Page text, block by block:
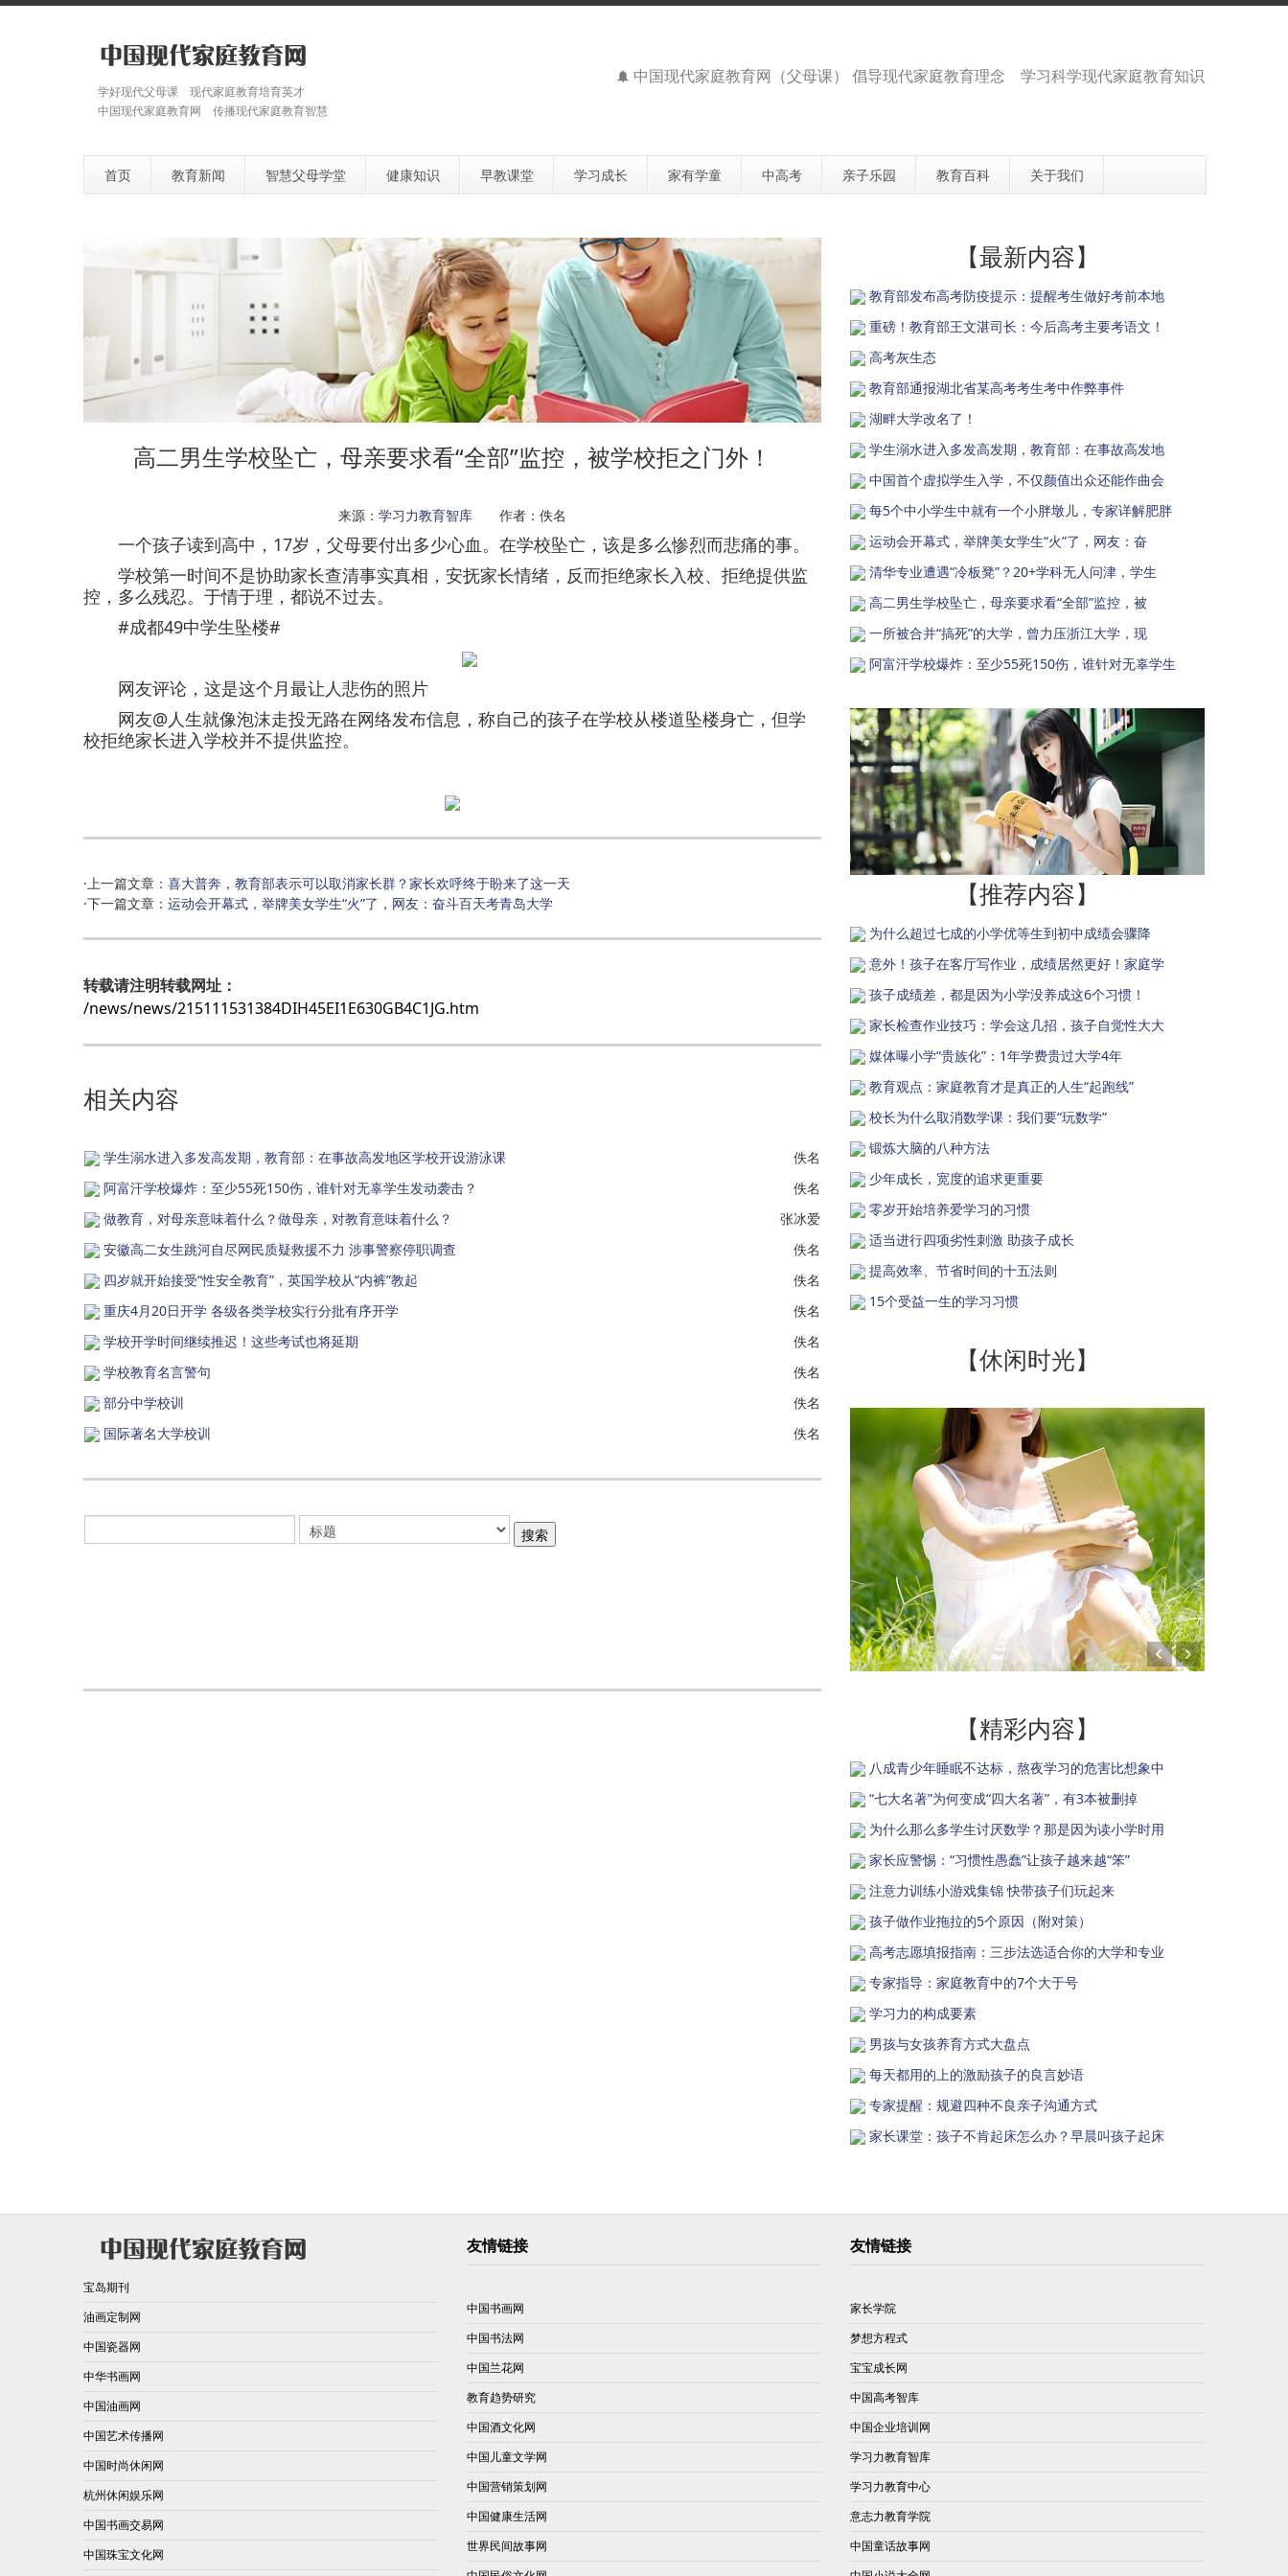
学好现代父母课 现代家庭教育培育英才
中国现代家庭教育网 传播现代家庭教育智慧
中国现代家庭教育网（父母课） 倡导现代家庭教育理念 学习科学现代家庭教育知识
首页 教育新闻 智慧父母学堂 健康知识 早教课堂 学习成长 家有学童 中高考 亲子乐园 教育百科 关于我们
高二男生学校坠亡，母亲要求看“全部”监控，被学校拒之门外！
来源： 学习力教育智库 作者：佚名
一个孩子读到高中，17岁，父母要付出多少心血。在学校坠亡，该是多么惨烈而悲痛的事。
学校第一时间不是协助家长查清事实真相，安抚家长情绪，反而拒绝家长入校、拒绝提供监
控，多么残忍。于情于理，都说不过去。
#成都49中学生坠楼#
网友评论，这是这个月最让人悲伤的照片
网友@人生就像泡沫走投无路在网络发布信息，称自己的孩子在学校从楼道坠楼身亡，但学
校拒绝家长进入学校并不提供监控。
·上一篇文章： 喜大普奔，教育部表示可以取消家长群？家长欢呼终于盼来了这一天
·下一篇文章： 运动会开幕式，举牌美女学生“火”了，网友：奋斗百天考青岛大学
转载请注明转载网址：
/news/news/215111531384DIH45EI1E630GB4C1JG.htm
相关内容
学生溺水进入多发高发期，教育部：在事故高发地区学校开设游泳课
佚名
阿富汗学校爆炸：至少55死150伤，谁针对无辜学生发动袭击？
佚名
做教育，对母亲意味着什么？做母亲，对教育意味着什么？
张冰爱
安徽高二女生跳河自尽网民质疑救援不力 涉事警察停职调查
佚名
四岁就开始接受“性安全教育”，英国学校从“内裤”教起
佚名
重庆4月20日开学 各级各类学校实行分批有序开学
佚名
学校开学时间继续推迟！这些考试也将延期
佚名
学校教育名言警句
佚名
部分中学校训
佚名
国际著名大学校训
佚名
【最新内容】
教育部发布高考防疫提示：提醒考生做好考前本地
重磅！教育部王文湛司长：今后高考主要考语文！
高考灰生态
教育部通报湖北省某高考考生考中作弊事件
湖畔大学改名了！
学生溺水进入多发高发期，教育部：在事故高发地
中国首个虚拟学生入学，不仅颜值出众还能作曲会
每5个中小学生中就有一个小胖墩儿，专家详解肥胖
运动会开幕式，举牌美女学生“火”了，网友：奋
清华专业遭遇“冷板凳”？20+学科无人问津，学生
高二男生学校坠亡，母亲要求看“全部”监控，被
一所被合并“搞死”的大学，曾力压浙江大学，现
阿富汗学校爆炸：至少55死150伤，谁针对无辜学生
【推荐内容】
为什么超过七成的小学优等生到初中成绩会骤降
意外！孩子在客厅写作业，成绩居然更好！家庭学
孩子成绩差，都是因为小学没养成这6个习惯！
家长检查作业技巧：学会这几招，孩子自觉性大大
媒体曝小学“贵族化”：1年学费贵过大学4年
教育观点：家庭教育才是真正的人生“起跑线”
校长为什么取消数学课：我们要“玩数学”
锻炼大脑的八种方法
少年成长，宽度的追求更重要
零岁开始培养爱学习的习惯
适当进行四项劣性刺激 助孩子成长
提高效率、节省时间的十五法则
15个受益一生的学习习惯
【休闲时光】
【精彩内容】
八成青少年睡眠不达标，熬夜学习的危害比想象中
“七大名著”为何变成“四大名著”，有3本被删掉
为什么那么多学生讨厌数学？那是因为读小学时用
家长应警惕：“习惯性愚蠢”让孩子越来越“笨”
注意力训练小游戏集锦 快带孩子们玩起来
孩子做作业拖拉的5个原因（附对策）
高考志愿填报指南：三步法选适合你的大学和专业
专家指导：家庭教育中的7个大于号
学习力的构成要素
男孩与女孩养育方式大盘点
每天都用的上的激励孩子的良言妙语
专家提醒：规避四种不良亲子沟通方式
家长课堂：孩子不肯起床怎么办？早晨叫孩子起床
宝岛期刊
油画定制网
中国瓷器网
中华书画网
中国油画网
中国艺术传播网
中国时尚休闲网
杭州休闲娱乐网
中国书画交易网
中国珠宝文化网
友情链接
中国书画网
中国书法网
中国兰花网
教育趋势研究
中国酒文化网
中国儿童文学网
中国营销策划网
中国健康生活网
世界民间故事网
友情链接
家长学院
梦想方程式
宝宝成长网
中国高考智库
中国企业培训网
学习力教育智库
学习力教育中心
意志力教育学院
中国童话故事网